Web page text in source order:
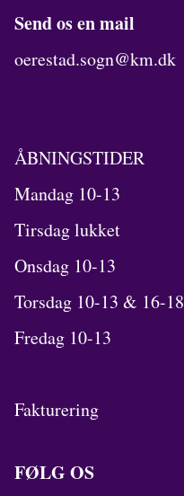
Send os en mail
oerestad.sogn@km.dk
ÅBNINGSTIDER
Mandag 10-13
Tirsdag lukket
Onsdag 10-13
Torsdag 10-13 & 16-18
Fredag 10-13
Fakturering
FØLG OS